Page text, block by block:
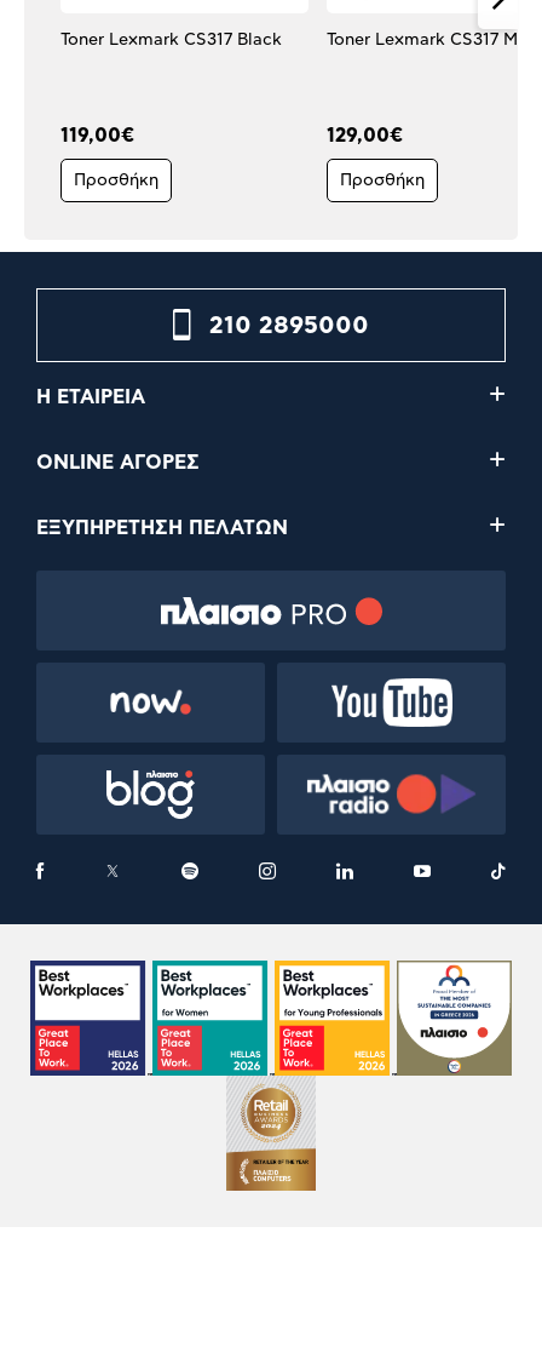
Toner Lexmark CS317 Black
119,00€
Προσθήκη
Toner Lexmark CS317
129,00€
Προσθήκη
210 2895000
Η ΕΤΑΙΡΕΙΑ
ONLINE ΑΓΟΡΕΣ
ΕΞΥΠΗΡΕΤΗΣΗ ΠΕΛΑΤΩΝ